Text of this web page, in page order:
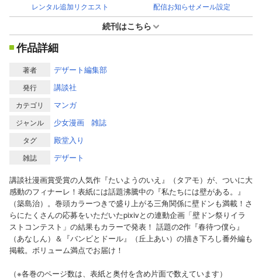
レンタル追加リクエスト 配信お知らせメール設定
続刊はこちら
作品詳細
著者 デザート編集部
発行 講談社
カテゴリ マンガ
ジャンル 少女漫画 雑誌
タグ 殿堂入り
雑誌
デザート
講談社漫画賞受賞の人気作『たいようのいえ』（タアモ）が、ついに大
感動のフィナーレ！表紙には話題沸騰中の『私たちには壁がある。』
（築島治）。巻頭カラーつきで盛り上がる三角関係に壁ドンも満載！さ
らにたくさんの応募をいただいたpixivとの連動企画「壁ドン祭りイラ
ストコンテスト」の結果もカラーで発表！ 話題の2作『春待つ僕ら』
（あなしん）＆『バンビとドール』（丘上あい）の描き下ろし番外編も
掲載。ボリューム満点でお届け！
（※各巻のページ数は、表紙と奥付を含め片面で数えています）